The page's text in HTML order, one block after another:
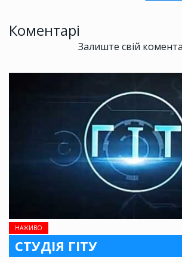
НАЖИВО
СТУДІЯ ГІТУ
Коментарі
Залиште свій